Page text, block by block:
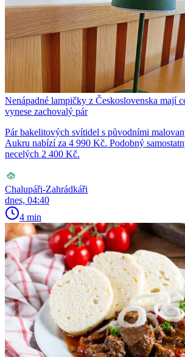
Nenápadné lampičky z Československa mají
vynese zachovalý pár
Pár bakelitových svítidel s původními
Aukru nabízí za 4 990 Kč. Podobný
necelých 2 400 Kč.
Chalupáři-Zahrádkáři
dnes, 04:40
4 min